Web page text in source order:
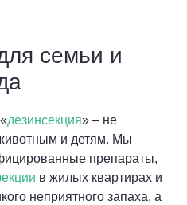
семьи и
дезинсекция» – не
и детям. Мы
препараты,
в жилых квартирах и
неприятного запаха, а